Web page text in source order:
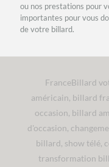
ou nos prestations pour
importantes pour vous
de votre billard.
FranceBillard
américain, billard
occasion, billard
d'occasion,
billard, show télé,
transformation